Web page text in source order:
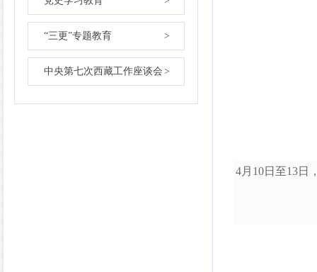
“三更”专题教育 >
中央第七次西藏工作座谈会 >
4月10日至13日